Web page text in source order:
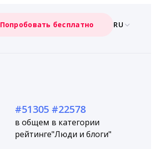
Попробовать бесплатно RU
#51305
в общем
рейтинге
#22578
в категории
"Люди и блоги"